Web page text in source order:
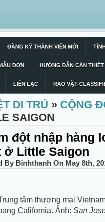
ĐĂNG KÝ THÀNH VIÊN MỚI
ĐƠN HƯỚNG DẪN CẦN THIẾT
LIÊN LẠC RAO VẶT-
DI TRÚ » CỘNG
SAIGON
đột nhập hàng
ở Little Saigon
By Binhthanh On May 8th,
tâm thương mại
California. Ảnh: San